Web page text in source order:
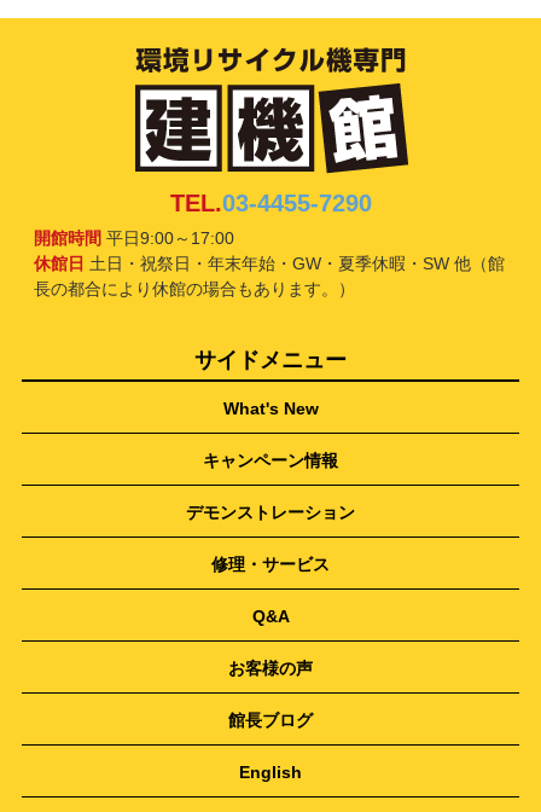
TEL.03-4455-7290
開館時間 平日9:00～17:00
休館日 土日・祝祭日・年末年始・GW・夏季休暇・SW 他（館
長の都合により休館の場合もあります。）
サイドメニュー
What's New
キャンペーン情報
デモンストレーション
修理・サービス
Q&A
お客様の声
館長ブログ
English